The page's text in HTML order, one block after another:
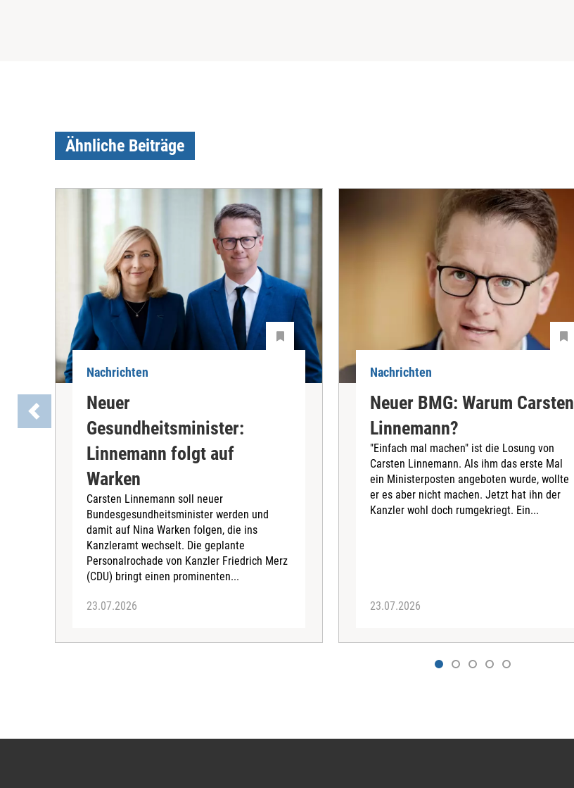
Ähnliche Beiträge
Nachrichten
Neuer
Gesundheitsminister:
Linnemann folgt auf
Warken
Carsten Linnemann soll neuer
Bundesgesundheitsminister werden und
damit auf Nina Warken folgen, die ins
Kanzleramt wechselt. Die geplante
Personalrochade von Kanzler Friedrich Merz
(CDU) bringt einen prominenten...
23.07.2026
Nachrichten
Neuer BMG: Warum Carsten
Linnemann?
"Einfach mal machen" ist die Losung von
Carsten Linnemann. Als ihm das erste Mal
ein Ministerposten angeboten wurde, wollte
er es aber nicht machen. Jetzt hat ihn der
Kanzler wohl doch rumgekriegt. Ein...
23.07.2026